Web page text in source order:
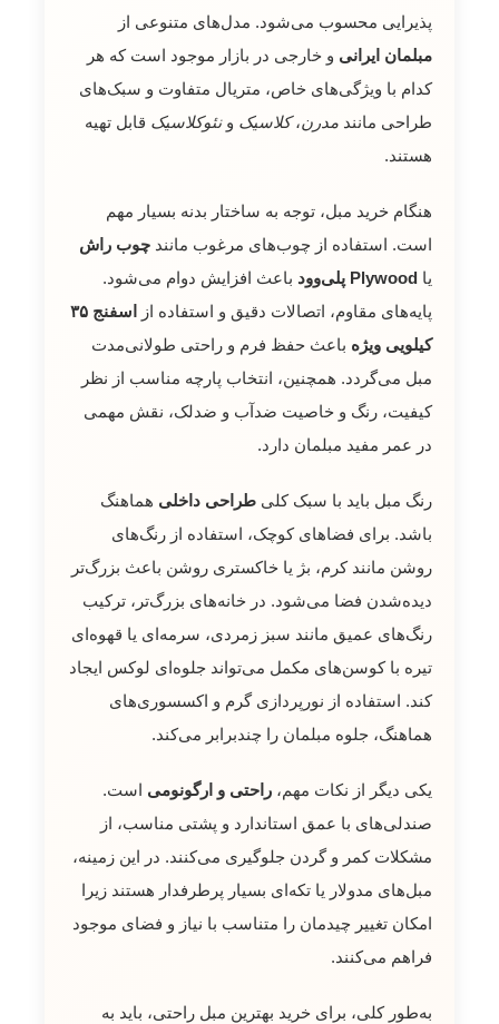
پذیرایی محسوب می‌شود. مدل‌های متنوعی از
مبلمان ایرانی و خارجی در بازار موجود است که هر
کدام با ویژگی‌های خاص، متریال متفاوت و سبک‌های
طراحی مانند مدرن،کلاسیک ونئوکلاسیک قابل تهیه
هستند.
هنگام خرید مبل، توجه به ساختار بدنه بسیار مهم
است. استفاده از چوب‌های مرغوب مانند چوب راش
یا Plywood پلی‌وود
باعث افزایش دوام می‌شود.
پایه‌های مقاوم، اتصالات دقیق و استفاده از
اسفنج ۳۵
کیلویی ویژه باعث حفظ فرم و راحتی طولانی‌مدت
مبل می‌گردد. همچنین، انتخاب پارچه مناسب از نظر
کیفیت، رنگ و خاصیت ضدآب و ضدلک، نقش مهمی
در عمر مفید مبلمان دارد.
رنگ مبل باید با سبک کلی طراحی داخلی هماهنگ
باشد. برای فضاهای کوچک، استفاده از رنگ‌های
روشن مانند کرم، بژ یا خاکستری روشن باعث بزرگ‌تر
دیده‌شدن فضا می‌شود. در خانه‌های بزرگ‌تر، ترکیب
رنگ‌های عمیق مانند سبز زمردی، سرمه‌ای یا قهوه‌ای
تیره با کوسن‌های مکمل می‌تواند جلوه‌ای لوکس ایجاد
کند. استفاده از نورپردازی گرم و اکسسوری‌های
هماهنگ، جلوه مبلمان را چندبرابر می‌کند.
یکی دیگر از نکات مهم، راحتی و ارگونومی است.
صندلی‌های با عمق استاندارد و پشتی مناسب، از
مشکلات کمر و گردن جلوگیری می‌کنند. در این زمینه،
مبل‌های مدولار یا تکه‌ای بسیار پرطرفدار هستند زیرا
امکان تغییر چیدمان را متناسب با نیاز و فضای موجود
فراهم می‌کنند.
به‌طور کلی، برای خرید بهترین مبل راحتی، باید به